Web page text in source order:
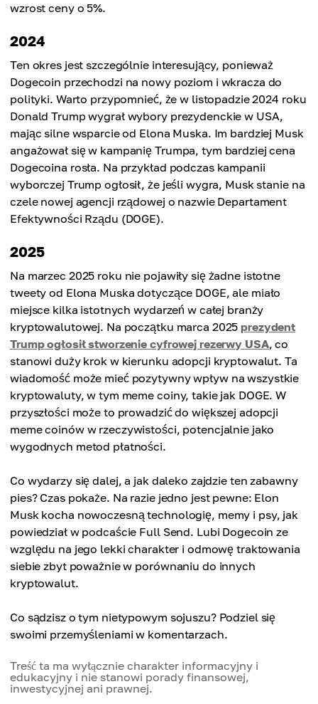
wzrost ceny o 5%.
2024
Ten okres jest szczególnie interesujący, ponieważ
Dogecoin przechodzi na nowy poziom i wkracza do
polityki. Warto przypomnieć, że w listopadzie 2024 roku
Donald Trump wygrał wybory prezydenckie w USA,
mając silne wsparcie od Elona Muska. Im bardziej Musk
angażował się w kampanię Trumpa, tym bardziej cena
Dogecoina rosła. Na przykład podczas kampanii
wyborczej Trump ogłosił, że jeśli wygra, Musk stanie na
czele nowej agencji rządowej o nazwie Departament
Efektywności Rządu (DOGE).
2025
Na marzec 2025 roku nie pojawiły się żadne istotne
tweety od Elona Muska dotyczące DOGE, ale miało
miejsce kilka istotnych wydarzeń w całej branży
kryptowalutowej. Na początku marca 2025prezydent
Trump ogłosił stworzenie cyfrowej rezerwy USA, co
stanowi duży krok w kierunku adopcji kryptowalut. Ta
wiadomość może mieć pozytywny wpływ na wszystkie
kryptowaluty, w tym meme coiny, takie jak DOGE. W
przyszłości może to prowadzić do większej adopcji
meme coinów w rzeczywistości, potencjalnie jako
wygodnych metod płatności.
Co wydarzy się dalej, a jak daleko zajdzie ten zabawny
pies? Czas pokaże. Na razie jedno jest pewne: Elon
Musk kocha nowoczesną technologię, memy i psy, jak
powiedział w podcaście Full Send. Lubi Dogecoin ze
względu na jego lekki charakter i odmowę traktowania
siebie zbyt poważnie w porównaniu do innych
kryptowalut.
Co sądzisz o tym nietypowym sojuszu? Podziel się
swoimi przemyśleniami w komentarzach.
Treść ta ma wyłącznie charakter informacyjny i
edukacyjny i nie stanowi porady finansowej,
inwestycyjnej ani prawnej.